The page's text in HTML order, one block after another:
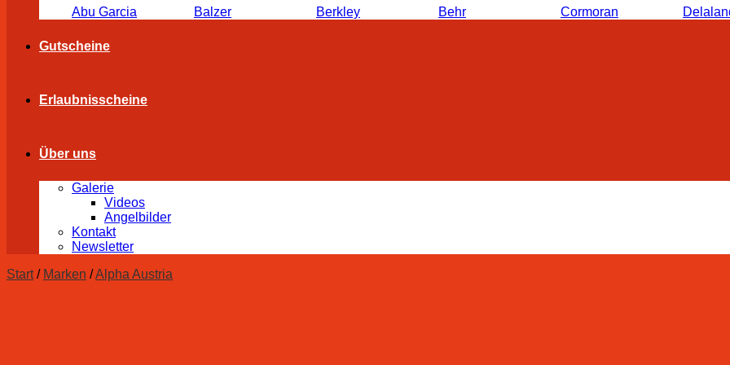
Abu Garcia Balzer Berkley Behr Cormoran
Gutscheine
Erlaubnisscheine
Über uns
Galerie
Videos
Angelbilder
Kontakt
Newsletter
Start / Marken /Alpha Austria